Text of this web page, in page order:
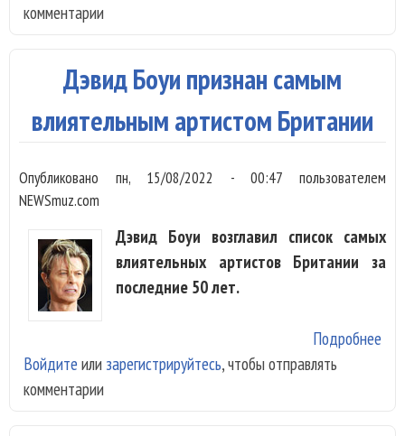
комментарии
Дэвид Боуи признан самым
влиятельным артистом Британии
Опубликовано пн, 15/08/2022 - 00:47 пользователем
NEWSmuz.com
Дэвид Боуи возглавил список самых
влиятельных артистов Британии за
последние 50 лет.
Подробнее
Войдите или зарегистрируйтесь, чтобы отправлять
комментарии